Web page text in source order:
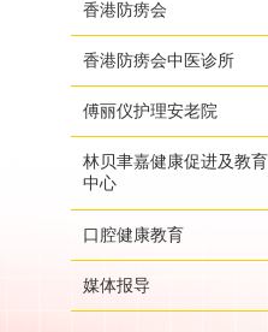
香港防痨会
香港防痨会中医诊所
傅丽仪护理安老院
林贝聿嘉健康促进及教育
中心
口腔健康教育
媒体报导